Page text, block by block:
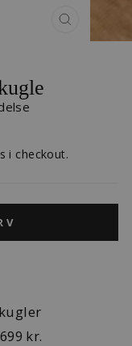
(ESC)
i checkout.
kr.